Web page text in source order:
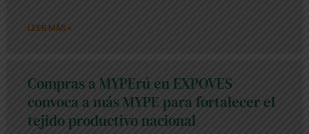
LEER MÁS »
Compras a MYPErú en EXPOVES
convoca a más MYPE para fortalecer el
tejido productivo nacional